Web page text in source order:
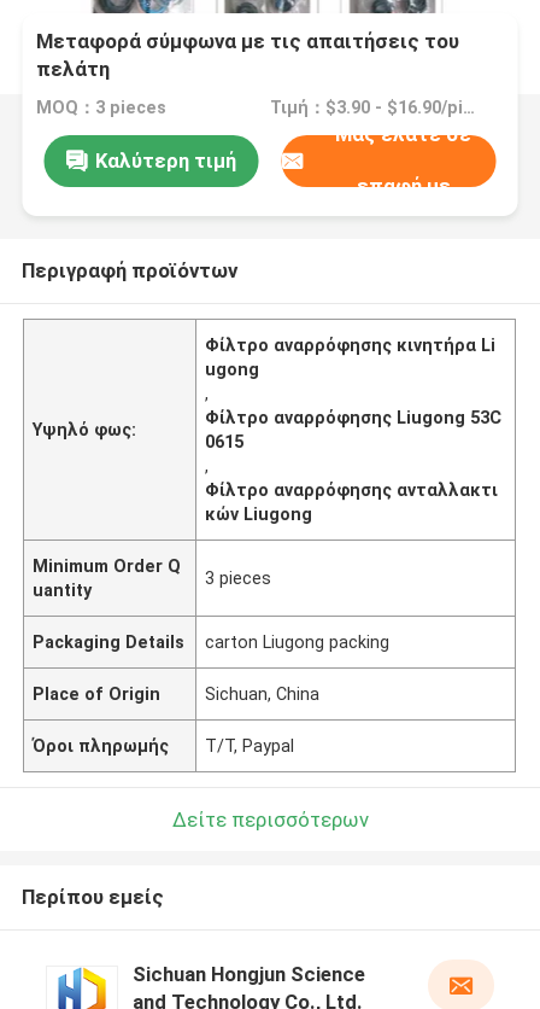
Μεταφορά σύμφωνα με τις απαιτήσεις του
πελάτη
MOQ：3 pieces Τιμή：$3.90 - $16.90/pieces
Καλύτερη τιμή
Μας ελάτε σε
επαφή με
Περιγραφή προϊόντων
Υψηλό φως:
Φίλτρο αναρρόφησης κινητήρα Li
ugong
,
Φίλτρο αναρρόφησης Liugong 53C
0615
,
Φίλτρο αναρρόφησης ανταλλακτι
κών Liugong
Minimum Order Q
uantity
3 pieces
Packaging Details carton Liugong packing
Place of Origin Sichuan, China
Όροι πληρωμής Τ/Τ, Paypal
Δείτε περισσότερων
Περίπου εμείς
Sichuan Hongjun Science
and Technology Co., Ltd.